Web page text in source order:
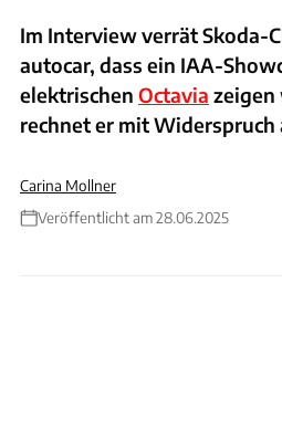
Im Interview verrät Skoda-
autocar, dass ein IAA-
elektrischen Octavia zeigen
rechnet er mit Widerspruch
Carina Mollner
Veröffentlicht am 28.06.2025